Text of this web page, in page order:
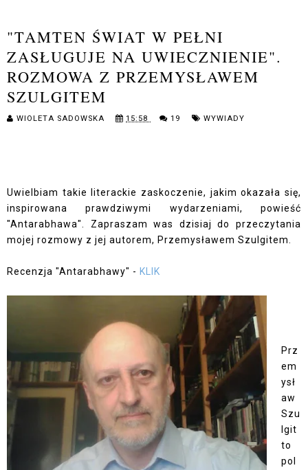
"TAMTEN ŚWIAT W PEŁNI
ZASŁUGUJE NA UWIECZNIENIE".
ROZMOWA Z PRZEMYSŁAWEM
SZULGITEM
WIOLETA SADOWSKA 15:58 19 WYWIADY
Uwielbiam takie literackie zaskoczenie, jakim okazała się,
inspirowana prawdziwymi wydarzeniami, powieść
"Antarabhawa". Zapraszam was dzisiaj do przeczytania
mojej rozmowy z jej autorem, Przemysławem Szulgitem.
Recenzja "Antarabhawy" - KLIK
Prz
em
ysł
aw
Szu
lgit
to
pol